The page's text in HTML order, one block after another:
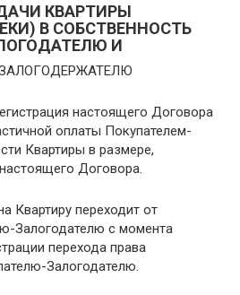
КВАРТИРЫ
В СОБСТВЕННОСТЬ
И
настоящего Договора
оплаты Покупателем-
Квартиры в размере,
Договора.
Квартиру переходит от
Залогодателю с момента
перехода права
Залогодателю.